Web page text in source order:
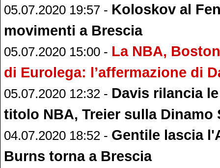
05.07.2020 19:57 - Koloskov al
movimenti a Brescia
05.07.2020 15:00 - La NBA,
di Eurolega: l’affermazione di
05.07.2020 12:32 - Davis rilancia
titolo NBA, Treier sulla Dinamo
04.07.2020 18:52 - Gentile lascia
Burns torna a Brescia